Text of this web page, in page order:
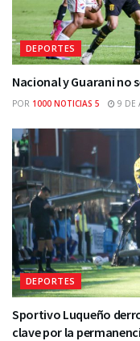
DEPORTES
Nacional y Guarani no
POR 1000 NOTICIAS 5 9 DE
DEPORTES
Sportivo Luqueño
clave por la